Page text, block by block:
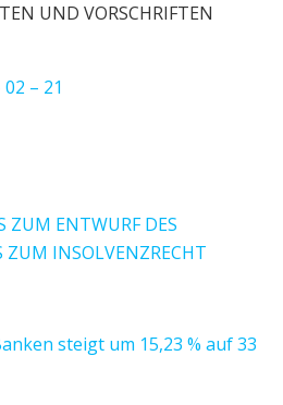
UND VORSCHRIFTEN
– 21
ZUM ENTWURF DES
ZUM INSOLVENZRECHT
steigt um 15,23 % auf 33